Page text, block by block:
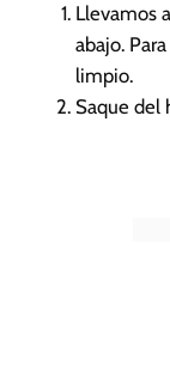
Llevamos
abajo.
limpio.
Saque del